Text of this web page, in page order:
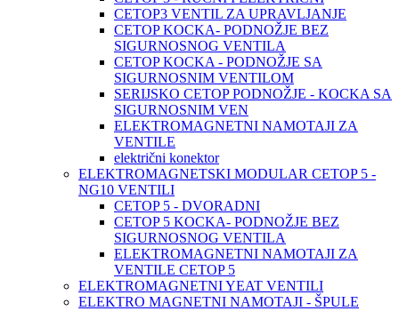
CETOP3 VENTIL ZA UPRAVLJANJE
CETOP KOCKA- PODNOŽJE BEZ
SIGURNOSNOG VENTILA
CETOP KOCKA - PODNOŽJE SA
SIGURNOSNIM VENTILOM
SERIJSKO CETOP PODNOŽJE - KOCKA SA
SIGURNOSNIM VEN
ELEKTROMAGNETNI NAMOTAJI ZA
VENTILE
električni konektor
ELEKTROMAGNETSKI MODULAR CETOP 5 -
NG10 VENTILI
CETOP 5 - DVORADNI
CETOP 5 KOCKA- PODNOŽJE BEZ
SIGURNOSNOG VENTILA
ELEKTROMAGNETNI NAMOTAJI ZA
VENTILE CETOP 5
ELEKTROMAGNETNI YEAT VENTILI
ELEKTRO MAGNETNI NAMOTAJI - ŠPULE